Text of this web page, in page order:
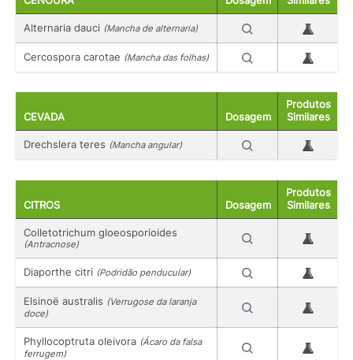
Alternaria dauci (Mancha de alternaria)
Cercospora carotae (Mancha das folhas)
CEVADA Dosagem
Produtos
Similares
Drechslera teres (Mancha angular)
CITROS Dosagem
Produtos
Similares
Colletotrichum gloeosporioides
(Antracnose)
Diaporthe citri (Podridão penducular)
Elsinoë australis (Verrugose da laranja
doce)
Phyllocoptruta oleivora (Ácaro da falsa
ferrugem)